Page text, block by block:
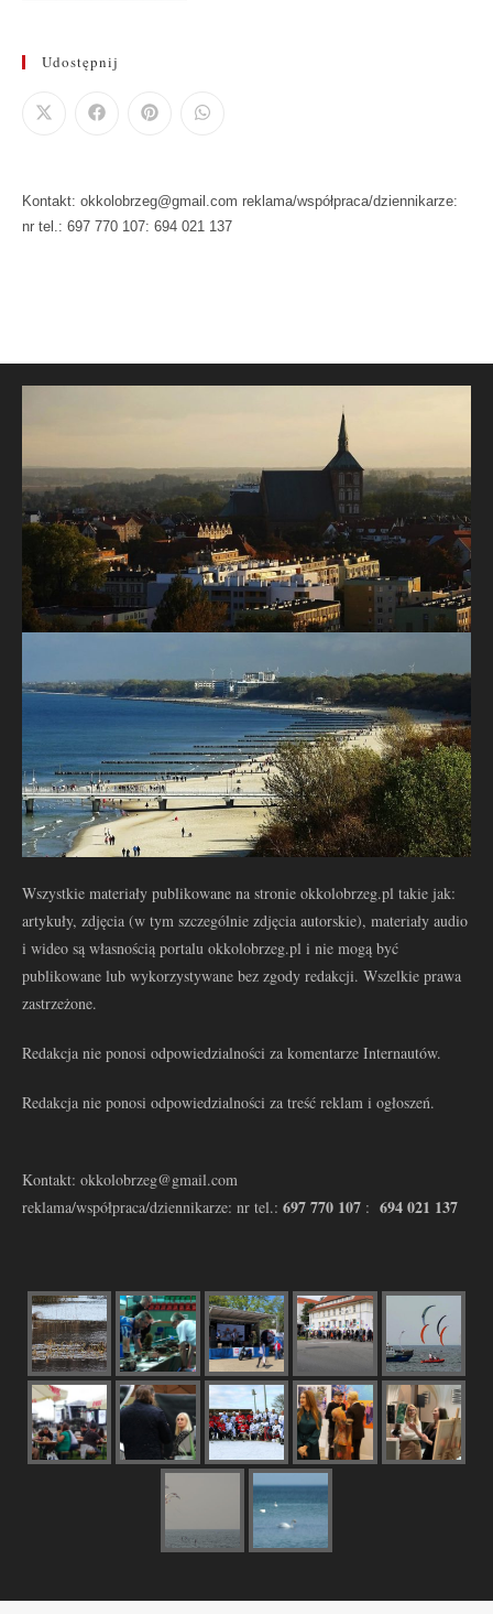
Udostępnij
Kontakt: okkolobrzeg@gmail.com reklama/współpraca/dziennikarze:
nr tel.: 697 770 107: 694 021 137
Wszystkie materiały publikowane na stronie okkolobrzeg.pl takie jak:
artykuły, zdjęcia (w tym szczególnie zdjęcia autorskie), materiały audio
i wideo są własnością portalu okkolobrzeg.pl i nie mogą być
publikowane lub wykorzystywane bez zgody redakcji. Wszelkie prawa
zastrzeżone.
Redakcja nie ponosi odpowiedzialności za komentarze Internautów.
Redakcja nie ponosi odpowiedzialności za treść reklam i ogłoszeń.
Kontakt: okkolobrzeg@gmail.com
reklama/współpraca/dziennikarze: nr tel.: 697 770 107 : 694 021 137